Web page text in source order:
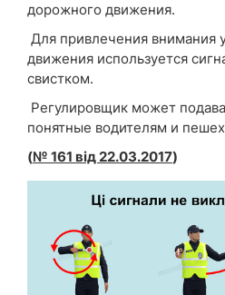
дорожного движения.
Для привлечения внимания
движения используется
свистком.
Регулировщик может
понятные водителям и
(№ 161 від 22.03.2017)